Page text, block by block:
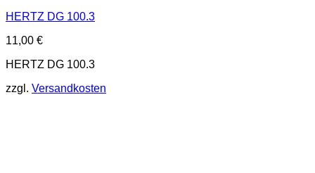
HERTZ DG 100.3
11,00 €
HERTZ DG 100.3
zzgl. Versandkosten